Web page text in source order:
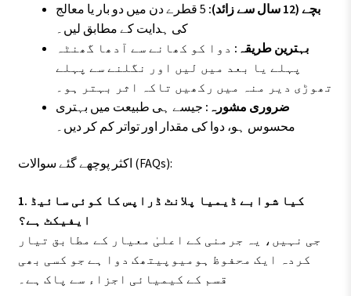
بچے (12 سال سے زائد):
5 قطرے دن میں دو بار یا معالج
کی ہدایت کے مطابق لیں۔
بہترین طریقہ: دوا کو کھانے سے آدھا گھنٹہ
پہلے یا بعد میں لیں اور نگلنے سے پہلے
تھوڑی دیر منہ میں رکھیں تاکہ اثر بہتر ہو۔
ضروری مشورہ: جیسے ہی طبیعت میں بہتری
محسوس ہو، دوا کی مقدار اور تواتر کم کر دیں۔
اکثر پوچھے گئے سوالات (FAQs):
1. کیا شوابے ڈیمیا پلانٹ ڈراپس کا کوئی سائیڈ
ایفیکٹ ہے؟
جی نہیں، یہ جرمنی کے اعلیٰ معیار کے مطابق تیار
کردہ ایک محفوظ ہومیوپیتھک دوا ہے جو کسی بھی
قسم کے کیمیائی اجزاء سے پاک ہے۔